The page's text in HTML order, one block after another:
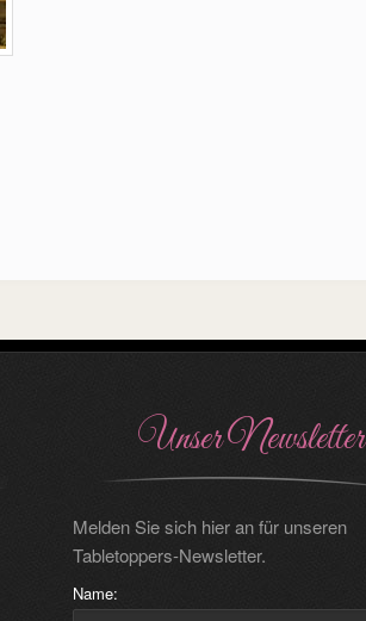
Unser Newsletter
Melden Sie sich hier an für unseren
Tabletoppers-Newsletter.
Name: